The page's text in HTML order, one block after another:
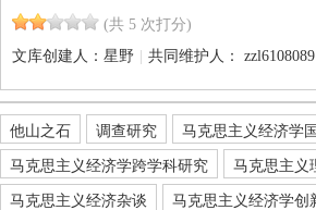
(共 5 次打分)
文库创建人： 星野 共同维护人： zzl6108089
他山之石 调查研究 马克思主义经济学
马克思主义经济学跨学科研究 马克思主义
马克思主义经济杂谈 马克思主义经济学创